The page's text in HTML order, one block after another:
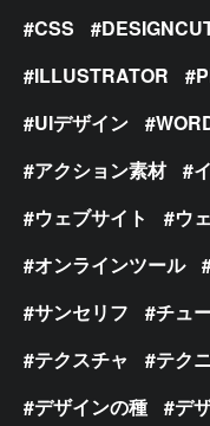
CSS
ILLUSTRATOR
UIデザイン
アクション素材
ウェブサイト
ウ
オンラインツール
サンセリフ
チュ
テクスチャ
テク
デザインの種
デ